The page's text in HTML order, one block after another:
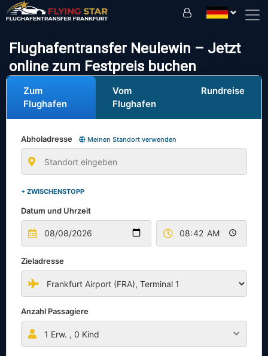
Flughafentransfer Neulewin – Jetzt
online zum Festpreis buchen
Zum
Flughafen
Vom
Flughafen
Rundreise
Abholadresse Meinen Standort verwenden
+ ZWISCHENSTOPP
Datum und Uhrzeit
Zieladresse
Anzahl Passagiere
1 Erw. , 0 Kind